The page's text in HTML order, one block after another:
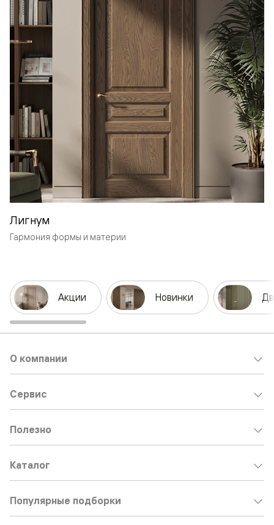
Лигнум
Гармония формы и материи
Акции Новинки
О компании
Сервис
Полезно
Каталог
Популярные подборки